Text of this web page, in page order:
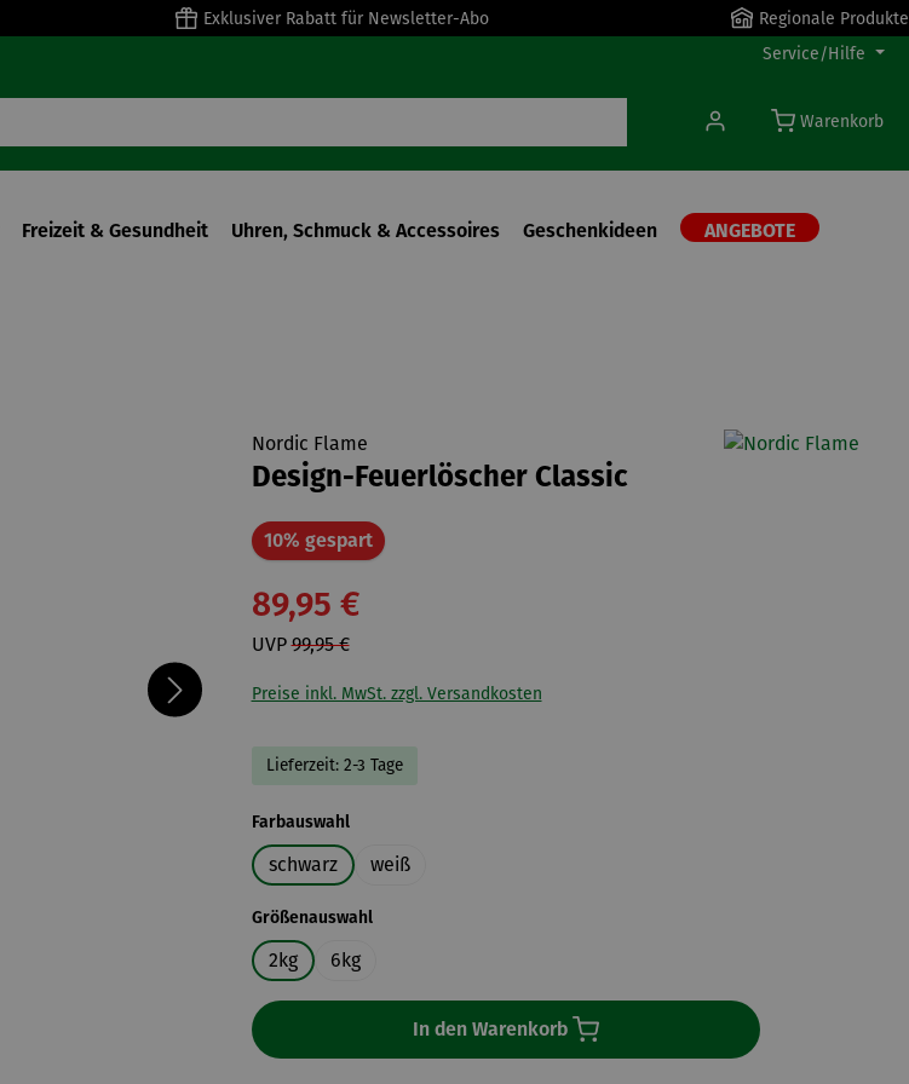
Exklusiver Rabatt für Newsletter-Abo
Regionale Produkte
Service/Hilfe
Warenkorb
Freizeit & Gesundheit Uhren, Schmuck & Accessoires Geschenkideen ANGEBOTE
Nordic Flame
Design-Feuerlöscher Classic
10% gespartRabatt
89,95 €
UVP99,95 €
Preise inkl. MwSt. zzgl. Versandkosten
Lieferzeit: 2-3 Tage
Farbauswahlauswählen
schwarz weiß
Größenauswahlauswählen
2kg 6kg
In den Warenkorb